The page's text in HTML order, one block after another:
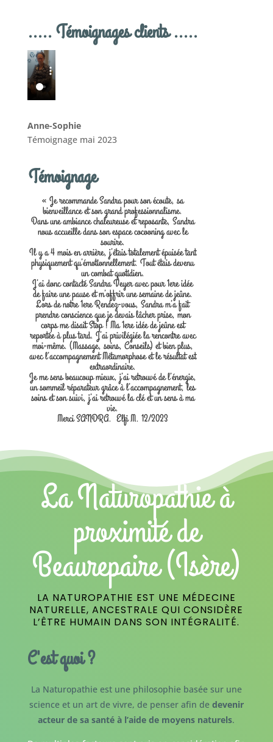
..... Témoignages clients .....
Anne-Sophie
Témoignage mai 2023
Témoignage
« Je recommande Sandra pour son écoute, sa
bienveillance et son grand professionnalisme.
Dans une ambiance chaleureuse et reposante, Sandra
nous accueille dans son espace cocooning avec le
sourire.
Il y a 4 mois en arrière, j’étais totalement épuisée tant
physiquement qu’émotionnellement. Tout étais devenu
un combat quotidien.
J’ai donc contacté Sandra Veyer avec pour 1ere idée
de faire une pause et m’offrir une semaine de jeûne.
Lors de notre 1ere Rendez-vous, Sandra m’a fait
prendre conscience que je devais lâcher prise, mon
corps me disait Stop ! Ma 1ere idée de jeûne est
reportée à plus tard. J’ai privilégiée la rencontre avec
moi-même. (Massage, soins, Conseils) et bien plus,
avec l’accompagnement Métamorphose et le résultat est
extraordinaire.
Je me sens beaucoup mieux, j’ai retrouvé de l’énergie,
un sommeil réparateur grâce à l’accompagnement, les
soins et son suivi, j’ai retrouvé la clé et un sens à ma
vie.
Merci SANDRA. Elfi M. 12/2023
La Naturopathie à
proximité de
Beaurepaire (Isère)
LA NATUROPATHIE EST UNE MÉDECINE
NATURELLE, ANCESTRALE QUI CONSIDÈRE
L’ÊTRE HUMAIN DANS SON INTÉGRALITÉ.
C'est quoi ?
La Naturopathie est une philosophie basée sur une
science et un art de vivre, de penser afin de devenir
acteur de sa santé à l’aide de moyens naturels.